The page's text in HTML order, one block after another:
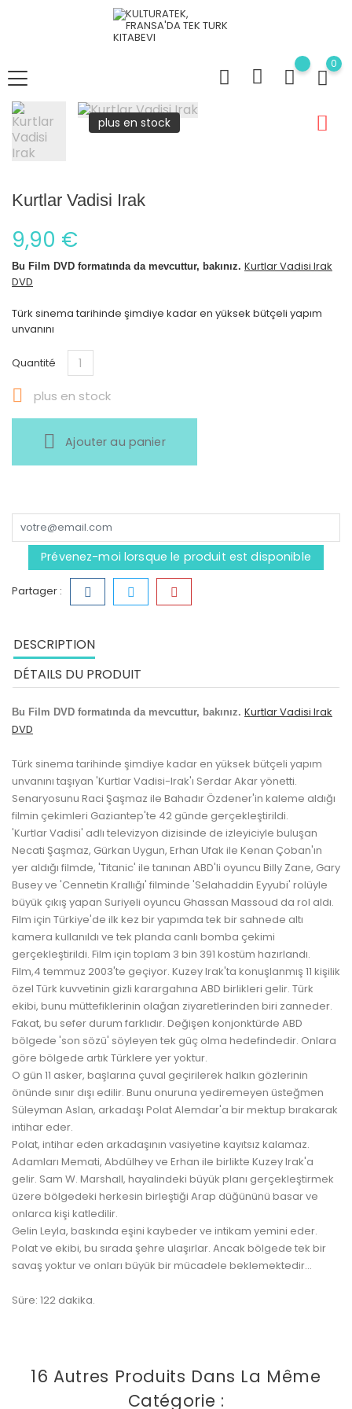
0
plus en stock
Kurtlar Vadisi Irak
9,90 €
Bu Film DVD formatında da mevcuttur, bakınız. Kurtlar Vadisi Irak
DVD
Türk sinema tarihinde şimdiye kadar en yüksek bütçeli yapım
unvanını
Quantité
 plus en stock
Ajouter au panier
Prévenez-moi lorsque le produit est disponible
Partager :
DESCRIPTION
DÉTAILS DU PRODUIT
Bu Film DVD formatında da mevcuttur, bakınız. Kurtlar Vadisi Irak
DVD
Türk sinema tarihinde şimdiye kadar en yüksek bütçeli yapım
unvanını taşıyan 'Kurtlar Vadisi-Irak'ı Serdar Akar yönetti.
Senaryosunu Raci Şaşmaz ile Bahadır Özdener'in kaleme aldığı
filmin çekimleri Gaziantep'te 42 günde gerçekleştirildi.
'Kurtlar Vadisi' adlı televizyon dizisinde de izleyiciyle buluşan
Necati Şaşmaz, Gürkan Uygun, Erhan Ufak ile Kenan Çoban'ın
yer aldığı filmde, 'Titanic' ile tanınan ABD'li oyuncu Billy Zane, Gary
Busey ve 'Cennetin Krallığı' filminde 'Selahaddin Eyyubi' rolüyle
büyük çıkış yapan Suriyeli oyuncu Ghassan Massoud da rol aldı.
Film için Türkiye'de ilk kez bir yapımda tek bir sahnede altı
kamera kullanıldı ve tek planda canlı bomba çekimi
gerçekleştirildi. Film için toplam 3 bin 391 kostüm hazırlandı.
Film,4 temmuz 2003'te geçiyor. Kuzey Irak'ta konuşlanmış 11 kişilik
özel Türk kuvvetinin gizli karargahına ABD birlikleri gelir. Türk
ekibi, bunu müttefiklerinin olağan ziyaretlerinden biri zanneder.
Fakat, bu sefer durum farklıdır. Değişen konjonktürde ABD
bölgede 'son sözü' söyleyen tek güç olma hedefindedir. Onlara
göre bölgede artık Türklere yer yoktur.
O gün 11 asker, başlarına çuval geçirilerek halkın gözlerinin
önünde sınır dışı edilir. Bunu onuruna yediremeyen üsteğmen
Süleyman Aslan, arkadaşı Polat Alemdar'a bir mektup bırakarak
intihar eder.
Polat, intihar eden arkadaşının vasiyetine kayıtsız kalamaz.
Adamları Memati, Abdülhey ve Erhan ile birlikte Kuzey Irak'a
gelir. Sam W. Marshall, hayalindeki büyük planı gerçekleştirmek
üzere bölgedeki herkesin birleştiği Arap düğününü basar ve
onlarca kişi katledilir.
Gelin Leyla, baskında eşini kaybeder ve intikam yemini eder.
Polat ve ekibi, bu sırada şehre ulaşırlar. Ancak bölgede tek bir
savaş yoktur ve onları büyük bir mücadele beklemektedir...
Süre: 122 dakika.
16 Autres Produits Dans La Même
Catégorie :